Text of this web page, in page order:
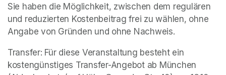
Sie haben die Möglichkeit, zwischen dem regulären
und reduzierten Kostenbeitrag frei zu wählen, ohne
Angabe von Gründen und ohne Nachweis.
Transfer: Für diese Veranstaltung besteht ein
kostengünstiges Transfer-Angebot ab München